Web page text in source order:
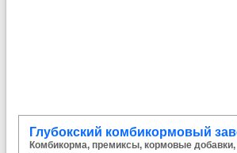
Глубокский комбикормовый
Комбикорма, премиксы, кормовые добавки,